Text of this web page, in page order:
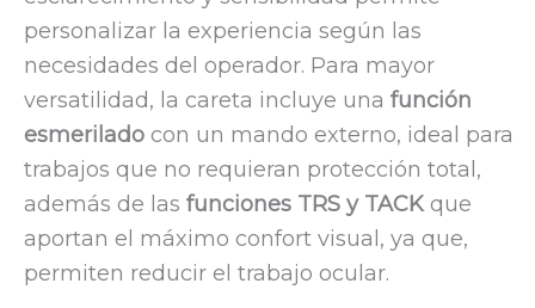
personalizar la experiencia según las
necesidades del operador. Para mayor
versatilidad, la careta incluye una función
esmerilado con un mando externo, ideal para
trabajos que no requieran protección total,
además de las funciones TRS y TACKque
aportan el máximo confort visual, ya que,
permiten reducir el trabajo ocular.